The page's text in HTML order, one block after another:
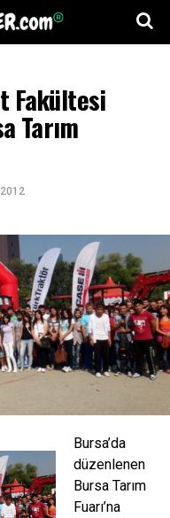
Fakültesi
Tarım
Bursa’da
düzenlenen
Bursa Tarım
Fuarı’na